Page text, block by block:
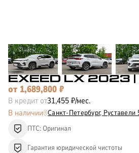
ЛИЗИНГ
EXEED LX 2023
от 1,689,800 ₽
В кредит от31,455₽/мес.
В наличии Санкт-Петербург, Руставели
ПТС: Оригинал
Гарантия юридической чистоты